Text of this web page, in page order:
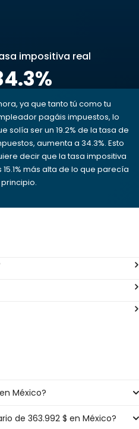
impositiva real
%
ya que tanto tú como tu
pagáis impuestos, lo
solía ser un 19.2% de la tasa de
aumenta a 34.3%. Esto
decir que la tasa impositiva
15.1% más alta de lo que parecía
México?
de 363.992 $ en México?